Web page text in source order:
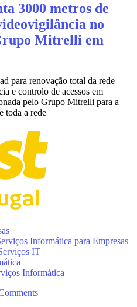
3000 metros de
no
Mitrelli em
para renovação total da rede
e controlo de acessos em
pelo Grupo Mitrelli para a
toda a rede
Informática para Empresas
IT
Informática